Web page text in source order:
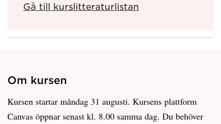
Gå till kurslitteraturlistan
Om kursen
Kursen startar måndag 31 augusti. Kursens plattform
Canvas öppnar senast kl. 8.00 samma dag. Du behöver